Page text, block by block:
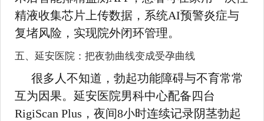
精液收集芯片上传数据，系统AI预警炎症与
复堵风险，实现院外闭环管理。
五、延安医院：把夜勃曲线变成受孕曲线
很多人不知道，勃起功能障碍与不育常常
互为因果。延安医院男科中心配备四台
RigiScan Plus，夜间8小时连续记录阴茎勃起